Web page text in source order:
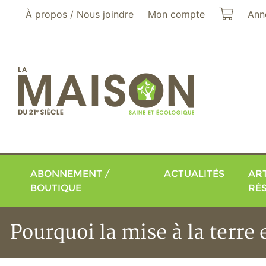
Aller au menu principal
Aller au contenu principal
À propos / Nous joindre Mon compte Mon
ABONNEMENT /
BOUTIQUE
ACTUALITÉS
Pourquoi la mise à la